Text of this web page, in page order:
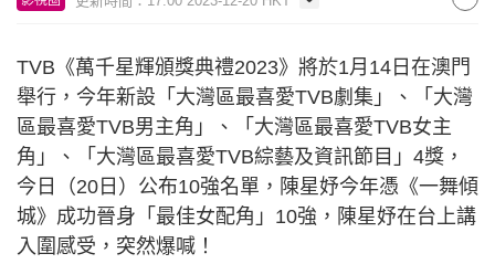
TVB《萬千星輝頒獎典禮2023》將於1月14日在澳門
舉行，今年新設「大灣區最喜愛TVB劇集」、「大灣
區最喜愛TVB男主角」、「大灣區最喜愛TVB女主
角」、「大灣區最喜愛TVB綜藝及資訊節目」4獎，
今日（20日）公布10強名單，陳星妤今年憑《一舞傾
城》成功晉身「最佳女配角」10強，陳星妤在台上講
入圍感受，突然爆喊！